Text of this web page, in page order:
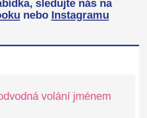
sledujte nás na
nebo Instagramu
volání jménem